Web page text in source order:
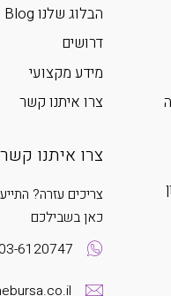
הבלוג שלנו Bursa – Blog
דרושים
מידע מקצועי
צרו איתנו קשר
צרו איתנו קשר
צריכים עזרה?
כאן בשבילכם
6120747